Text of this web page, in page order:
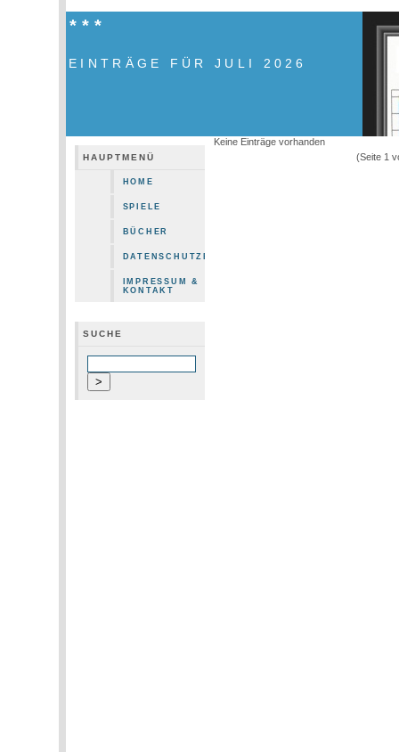
***
EINTRÄGE FÜR JULI 2026
HAUPTMENÜ
HOME
SPIELE
BÜCHER
DATENSCHUTZERKLÄRUNG
IMPRESSUM &
KONTAKT
SUCHE
Keine Einträge vorhanden
(Seite 1